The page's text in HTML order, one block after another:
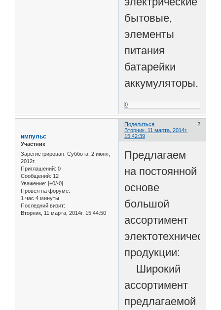
бытовые,
элементы
питания
батарейки
аккумуляторы.
0
Поделиться
2
Вторник, 11 марта, 2014г.
15:42:39
импульс
Участник
Зарегистрирован: Суббота, 2 июня,
2012г.
Приглашений: 0
Сообщений: 12
Уважение: [+0/-0]
Провел на форуме:
1 час 4 минуты
Последний визит:
Вторник, 11 марта, 2014г. 15:44:50
Предлагаем
на постоянной
основе
большой
ассортимент
электотехнической
продукции:
Широкий
ассортимент
предлагаемой